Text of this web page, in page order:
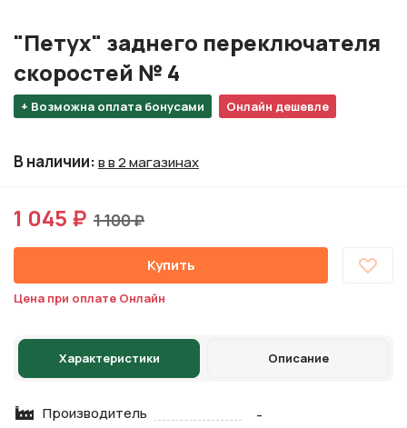
+ Возможна оплата бонусами Онлайн дешевле
"Петух" заднего переключателя
скоростей № 4
В наличии:в в 2 магазинах
1 045 ₽ 1 100 ₽
Купить
Цена при оплате Онлайн
Характеристики Описание
Производитель -